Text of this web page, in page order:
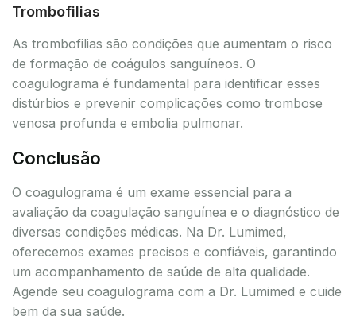
Trombofilias
As trombofilias são condições que aumentam o risco
de formação de coágulos sanguíneos. O
coagulograma é fundamental para identificar esses
distúrbios e prevenir complicações como trombose
venosa profunda e embolia pulmonar.
Conclusão
O coagulograma é um exame essencial para a
avaliação da coagulação sanguínea e o diagnóstico de
diversas condições médicas. Na Dr. Lumimed,
oferecemos exames precisos e confiáveis, garantindo
um acompanhamento de saúde de alta qualidade.
Agende seu coagulograma com a Dr. Lumimed e cuide
bem da sua saúde.